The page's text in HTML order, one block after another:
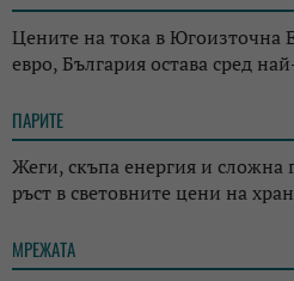
Цените на тока в Югоизточна
евро, България остава сред
ПАРИТЕ
Жеги, скъпа енергия и сложна
ръст в световните цени на
МРЕЖАТА